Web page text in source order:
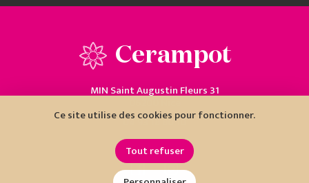
Cerampot
MIN Saint Augustin Fleurs 31
04 93 18 80 10
Ce site utilise des cookies pour fonctionner.
Tout refuser